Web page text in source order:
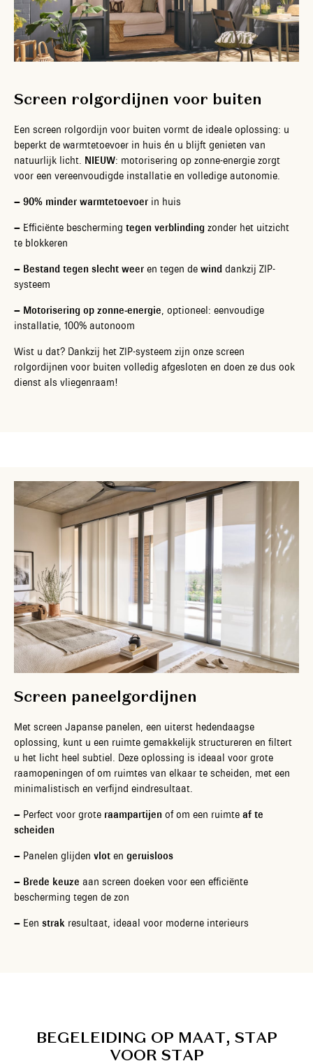
Screen rolgordijnen voor buiten
Een screen rolgordijn voor buiten vormt de ideale oplossing: u
beperkt de warmtetoevoer in huis én u blijft genieten van
natuurlijk licht. NIEUW: motorisering op zonne-energie zorgt
voor een vereenvoudigde installatie en volledige autonomie.
– 90% minder warmtetoevoer in huis
– Efficiënte bescherming tegen verblinding zonder het uitzicht
te blokkeren
– Bestand tegen slecht weer en tegen de wind dankzij ZIP-
systeem
– Motorisering op zonne-energie, optioneel: eenvoudige
installatie, 100% autonoom
Wist u dat? Dankzij het ZIP-systeem zijn onze screen
rolgordijnen voor buiten volledig afgesloten en doen ze dus ook
dienst als vliegenraam!
Screen paneelgordijnen
Met screen Japanse panelen, een uiterst hedendaagse
oplossing, kunt u een ruimte gemakkelijk structureren en filtert
u het licht heel subtiel. Deze oplossing is ideaal voor grote
raamopeningen of om ruimtes van elkaar te scheiden, met een
minimalistisch en verfijnd eindresultaat.
– Perfect voor grote raampartijen of om een ruimte af te
scheiden
– Panelen glijden vlot en geruisloos
– Brede keuze aan screen doeken voor een efficiënte
bescherming tegen de zon
– Een strak resultaat, ideaal voor moderne interieurs
BEGELEIDING OP MAAT, STAP
VOOR STAP